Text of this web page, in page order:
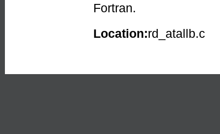
Fortran.
Location:rd_atallb.c